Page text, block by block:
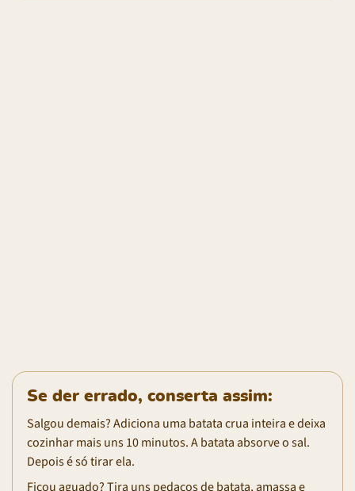
Se der errado, conserta assim:
Salgou demais? Adiciona uma batata crua inteira e deixa
cozinhar mais uns 10 minutos. A batata absorve o sal.
Depois é só tirar ela.
Ficou aguado? Tira uns pedaços de batata, amassa e